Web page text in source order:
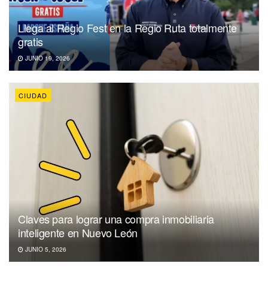
Llega al Regio Fest en la Regio Ruta totalmente
gratis
JUNIO 19, 2026
CIUDAD
Claves para lograr una compra inmobiliaria
inteligente en Nuevo León
JUNIO 5, 2026